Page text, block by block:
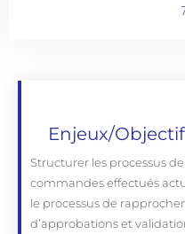
Enjeux/
Structurer les processus
commandes effectués
le processus de
d’approbations et